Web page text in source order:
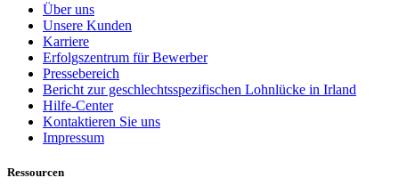
Über uns
Unsere Kunden
Karriere
Erfolgszentrum für Bewerber
Pressebereich
Bericht zur geschlechtsspezifischen Lohnlücke in Irland
Hilfe-Center
Kontaktieren Sie uns
Impressum
Ressourcen